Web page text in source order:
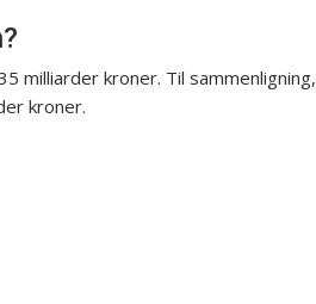
milliarder kroner. Til sammenligning,
kroner.